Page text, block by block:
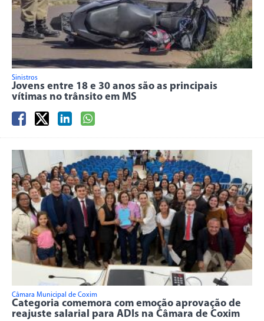
Sinistros
Jovens entre 18 e 30 anos são as principais
vítimas no trânsito em MS
Câmara Municipal de Coxim
Categoria comemora com emoção aprovação de
reajuste salarial para ADIs na Câmara de Coxim